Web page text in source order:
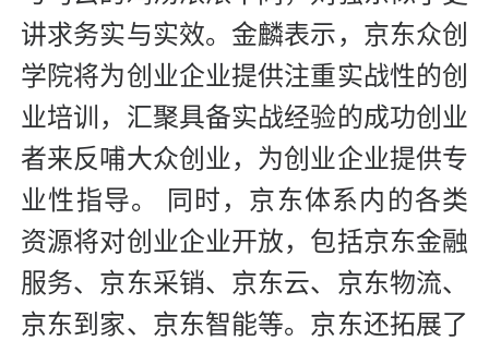
讲求务实与实效。金麟表示，京东众创
学院将为创业企业提供注重实战性的创
业培训，汇聚具备实战经验的成功创业
者来反哺大众创业，为创业企业提供专
业性指导。 同时，京东体系内的各类
资源将对创业企业开放，包括京东金融
服务、京东采销、京东云、京东物流、
京东到家、京东智能等。京东还拓展了